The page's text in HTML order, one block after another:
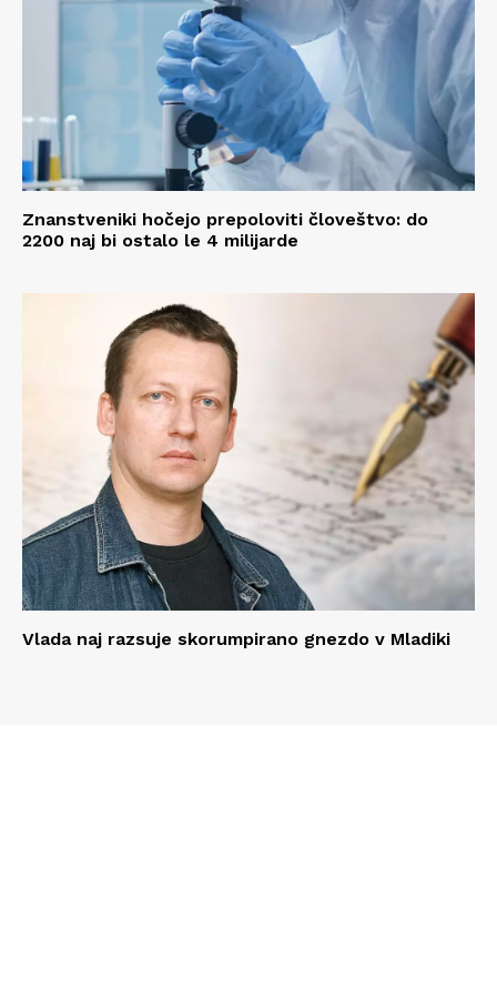
Znanstveniki hočejo prepoloviti človeštvo: do
2200 naj bi ostalo le 4 milijarde
Vlada naj razsuje skorumpirano gnezdo v Mladiki